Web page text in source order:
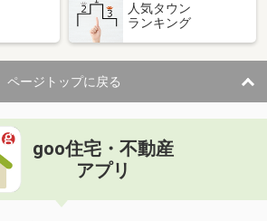
人気タウン
ランキング
ページトップに戻る
goo住宅・不動産
アプリ